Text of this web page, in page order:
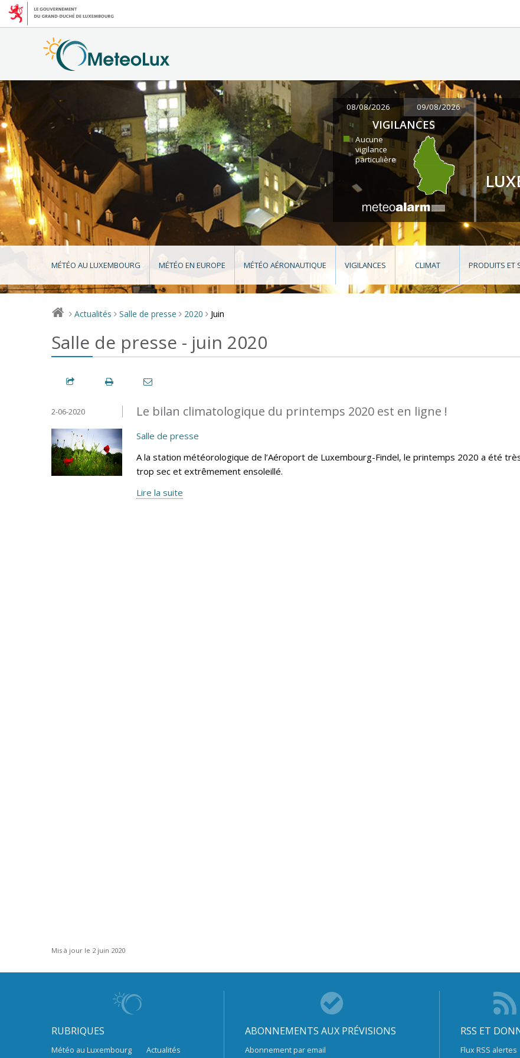
08/08/2026 09/08/2026
VIGILANCES
Aucune
vigilance
particulière
MÉTÉO AU LUXEMBOURG MÉTÉO EN EUROPE MÉTÉO AÉRONAUTIQUE VIGILANCES CLIMAT PRODUITS ET
> Actualités > Salle de presse > 2020 > Juin
Salle de presse - juin 2020
Le bilan climatologique du printemps 2020 est en ligne !
2-06-2020
Salle de presse
A la station météorologique de l’Aéroport de Luxembourg-Findel, le printemps 2020 a été
trop sec et extrêmement ensoleillé.
Lire la suite
Mis à jour le 2 juin 2020
RUBRIQUES
Météo au Luxembourg Actualités
ABONNEMENTS AUX PRÉVISIONS
Abonnement par email
RSS ET
Flux RSS alertes